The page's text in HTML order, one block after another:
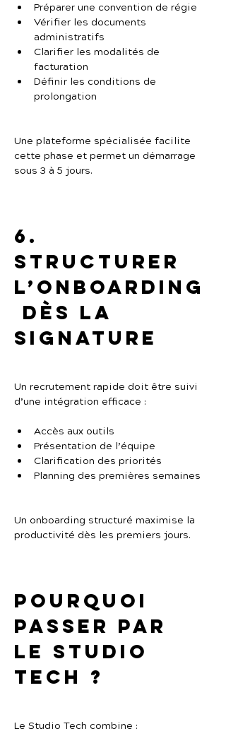
Préparer une convention de régie
Vérifier les documents
administratifs
Clarifier les modalités de
facturation
Définir les conditions de
prolongation
Une plateforme spécialisée facilite
cette phase et permet un démarrage
sous 3 à 5 jours.
6.
Structurer
l’onboarding
dès la
signature
Un recrutement rapide doit être suivi
d’une intégration efficace :
Accès aux outils
Présentation de l’équipe
Clarification des priorités
Planning des premières semaines
Un onboarding structuré maximise la
productivité dès les premiers jours.
Pourquoi
passer par
Le Studio
Tech ?
Le Studio Tech combine :